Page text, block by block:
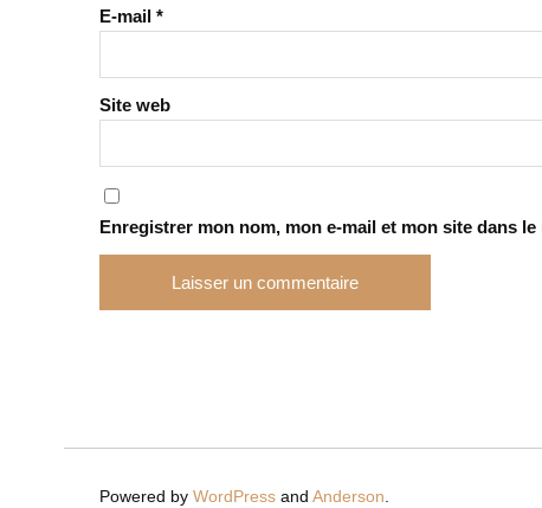
E-mail*
Site web
Enregistrer mon nom, mon e-mail et mon site dans
Powered byWordPress andAnderson.